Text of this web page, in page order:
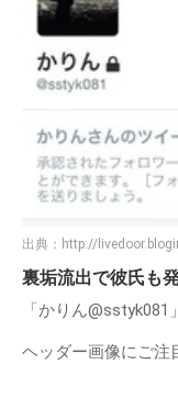
出典： http://
裏垢流出で彼氏も
「かりん@sstyk081
ヘッダー画像にご注